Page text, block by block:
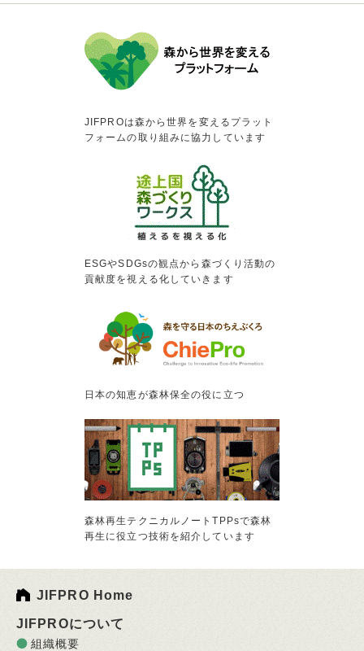
JIFPROは森から世界を変えるプラット
フォームの取り組みに協力しています
ESGやSDGsの観点から森づくり活動の
貢献度を視える化していきます
日本の知恵が森林保全の役に立つ
森林再生テクニカルノートTPPsで森林
再生に役立つ技術を紹介しています
JIFPRO Home
JIFPROについて
組織概要